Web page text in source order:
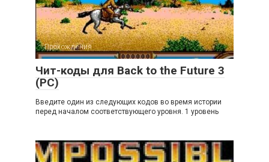
Прохождения
Чит-коды для Back to the Future 3
(PC)
Введите один из следующих кодов во время истории
перед началом соответствующего уровня. 1 уровень